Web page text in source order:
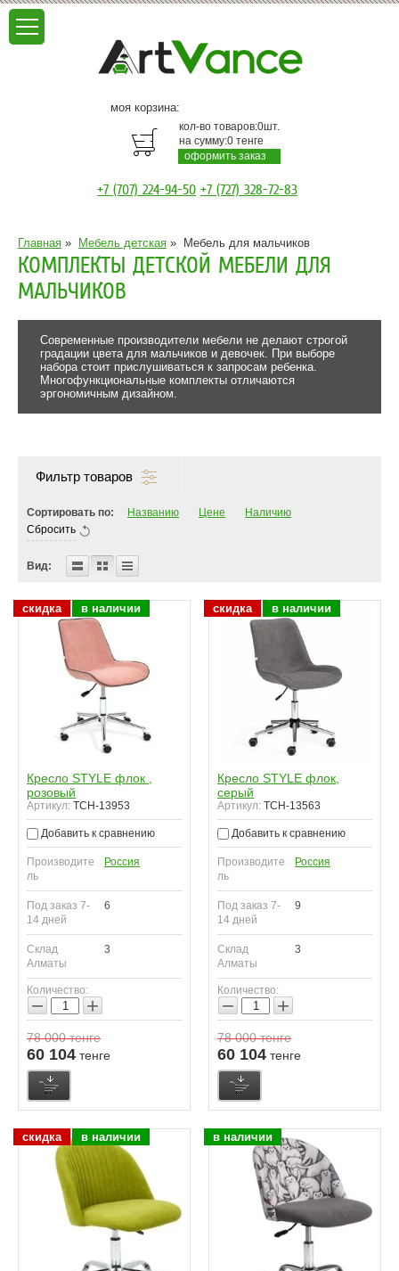
моя корзина:
кол-во товаров:0шт.
на сумму:0 тенге
оформить заказ
+7 (707) 224-94-50 +7 (727) 328-72-83
Главная » Мебель детская » Мебель для мальчиков
КОМПЛЕКТЫ ДЕТСКОЙ МЕБЕЛИ ДЛЯ
МАЛЬЧИКОВ
Современные производители мебели не делают строгой
градации цвета для мальчиков и девочек. При выборе
набора стоит прислушиваться к запросам ребенка.
Многофункциональные комплекты отличаются
эргономичным дизайном.
Фильтр товаров
Сортировать по: Названию Цене
Наличию
Сбросить
Вид:
скидка в наличии
Кресло STYLE флок ,
розовый
Артикул: TCH-13953
Добавить к сравнению
Производите
ль
Россия
Под заказ 7-
14 дней
6
Склад
Алматы
3
Количество:
− +
78 000тенге
60 104 тенге
скидка в наличии
Кресло STYLE флок,
серый
Артикул: TCH-13563
Добавить к сравнению
Производите
ль
Россия
Под заказ 7-
14 дней
9
Склад
Алматы
3
Количество:
− +
78 000тенге
60 104 тенге
скидка в наличии в наличии